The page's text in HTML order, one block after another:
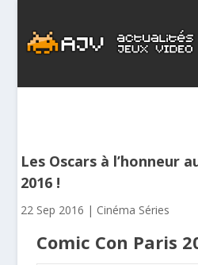
Les Oscars à l’honneur
2016 !
22 Sep 2016 | Cinéma Séries
Comic Con Paris